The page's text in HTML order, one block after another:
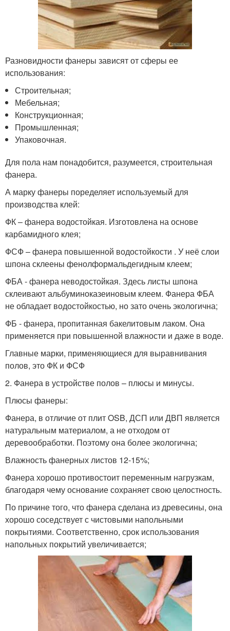
Разновидности фанеры зависят от сферы ее
использования:
Строительная;
Мебельная;
Конструкционная;
Промышленная;
Упаковочная.
Для пола нам понадобится, разумеется, строительная
фанера.
А марку фанеры поределяет используемый для
производства клей:
ФК – фанера водостойкая. Изготовлена на основе
карбамидного клея;
ФСФ – фанера повышенной водостойкости . У неё слои
шпона склеены фенолформальдегидным клеем;
ФБА - фанера неводостойкая. Здесь листы шпона
склеивают альбуминоказеиновым клеем. Фанера ФБА
не обладает водостойкостью, но зато очень экологична;
ФБ - фанера, пропитанная бакелитовым лаком. Она
применяется при повышенной влажности и даже в воде.
Главные марки, применяющиеся для выравнивания
полов, это ФК и ФСФ
2. Фанера в устройстве полов – плюсы и минусы.
Плюсы фанеры:
Фанера, в отличие от плит OSB, ДСП или ДВП является
натуральным материалом, а не отходом от
деревообработки. Поэтому она более экологична;
Влажность фанерных листов 12-15%;
Фанера хорошо противостоит переменным нагрузкам,
благодаря чему основание сохраняет свою целостность.
По причине того, что фанера сделана из древесины, она
хорошо соседствует с чистовыми напольными
покрытиями. Соответственно, срок использования
напольных покрытий увеличивается;